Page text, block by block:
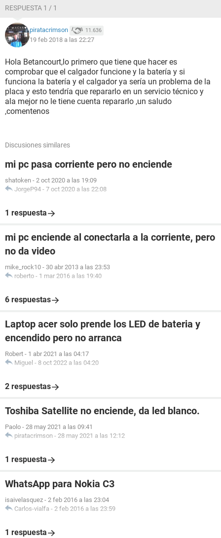
RESPUESTA 1 / 1
piratacrimson 11.636
19 feb 2018 a las 22:27
Hola Betancourt,lo primero que tiene que hacer es
comprobar que el calgador funcione y la batería y si
funciona la batería y el calgador ya sería un problema de la
placa y esto tendría que repararlo en un servicio técnico y
ala mejor no le tiene cuenta repararlo ,un saludo
,comentenos
Discusiones similares
mi pc pasa corriente pero no enciende
shatoken - 2 oct 2020 a las 19:09
JorgeP94 - 7 oct 2020 a las 22:08
1 respuesta
mi pc enciende al conectarla a la corriente, pero
no da video
mike_rock10 - 30 abr 2013 a las 23:53
roberto - 1 mar 2016 a las 19:40
6 respuestas
Laptop acer solo prende los LED de bateria y
encendido pero no arranca
Robert - 1 abr 2021 a las 04:17
Miguel - 8 oct 2022 a las 04:20
2 respuestas
Toshiba Satellite no enciende, da led blanco.
Paolo - 28 may 2021 a las 09:41
piratacrimson - 28 may 2021 a las 12:12
1 respuesta
WhatsApp para Nokia C3
isaivelasquez - 2 feb 2016 a las 23:04
Carlos-vialfa - 2 feb 2016 a las 23:59
1 respuesta